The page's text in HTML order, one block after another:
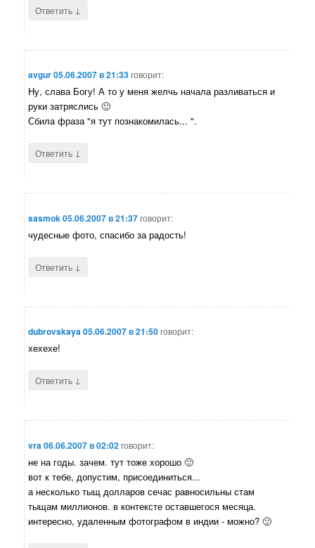
Ответить ↓
avgur05.06.2007 в 21:33говорит:
Ну, слава Богу! А то у меня желчь начала разливаться и
руки затряслись 🙂
Сбила фраза "я тут познакомилась... ".
Ответить ↓
sasmok 05.06.2007 в 21:37говорит:
чудесные фото, спасибо за радость!
Ответить ↓
dubrovskaya05.06.2007 в 21:50говорит:
хехехе!
Ответить ↓
vra 06.06.2007 в 02:02говорит:
не на годы. зачем. тут тоже хорошо 🙂
вот к тебе, допустим, присоединиться...
а несколько тыщ долларов сечас равносильны стам
тыщам миллионов. в контексте оставшегося месяца.
интересно, удаленным фотографом в индии - можно? 🙂